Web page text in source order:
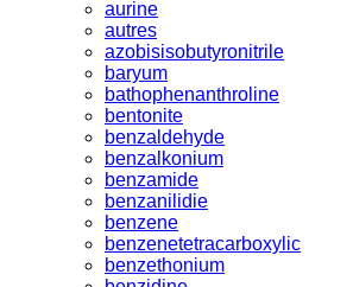
aurine
autres
azobisisobutyronitrile
baryum
bathophenanthroline
bentonite
benzaldehyde
benzalkonium
benzamide
benzanilidie
benzene
benzenetetracarboxylic
benzethonium